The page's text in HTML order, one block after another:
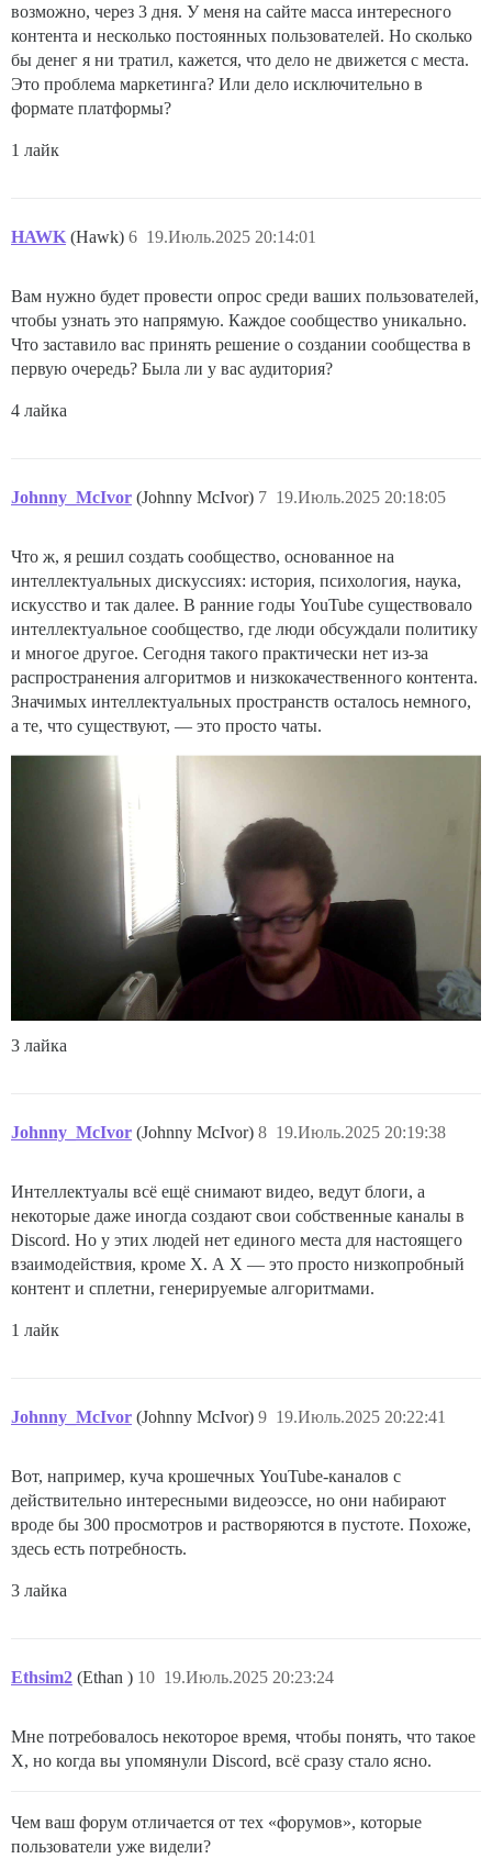
возможно, через 3 дня. У меня на сайте масса интересного
контента и несколько постоянных пользователей. Но сколько
бы денег я ни тратил, кажется, что дело не движется с места.
Это проблема маркетинга? Или дело исключительно в
формате платформы?
1 лайк
HAWK (Hawk) 19.Июль.2025 20:14:01
6
Вам нужно будет провести опрос среди ваших пользователей,
чтобы узнать это напрямую. Каждое сообщество уникально.
Что заставило вас принять решение о создании сообщества в
первую очередь? Была ли у вас аудитория?
4 лайка
Johnny_McIvor (Johnny McIvor) 19.Июль.2025 20:18:05
7
Что ж, я решил создать сообщество, основанное на
интеллектуальных дискуссиях: история, психология, наука,
искусство и так далее. В ранние годы YouTube существовало
интеллектуальное сообщество, где люди обсуждали политику
и многое другое. Сегодня такого практически нет из-за
распространения алгоритмов и низкокачественного контента.
Значимых интеллектуальных пространств осталось немного,
а те, что существуют, — это просто чаты.
3 лайка
Johnny_McIvor (Johnny McIvor) 19.Июль.2025 20:19:38
8
Интеллектуалы всё ещё снимают видео, ведут блоги, а
некоторые даже иногда создают свои собственные каналы в
Discord. Но у этих людей нет единого места для настоящего
взаимодействия, кроме X. А X — это просто низкопробный
контент и сплетни, генерируемые алгоритмами.
1 лайк
Johnny_McIvor (Johnny McIvor) 19.Июль.2025 20:22:41
9
Вот, например, куча крошечных YouTube-каналов с
действительно интересными видеоэссе, но они набирают
вроде бы 300 просмотров и растворяются в пустоте. Похоже,
здесь есть потребность.
3 лайка
Ethsim2 (Ethan ) 19.Июль.2025 20:23:24
10
Мне потребовалось некоторое время, чтобы понять, что такое
X, но когда вы упомянули Discord, всё сразу стало ясно.
Чем ваш форум отличается от тех «форумов», которые
пользователи уже видели?